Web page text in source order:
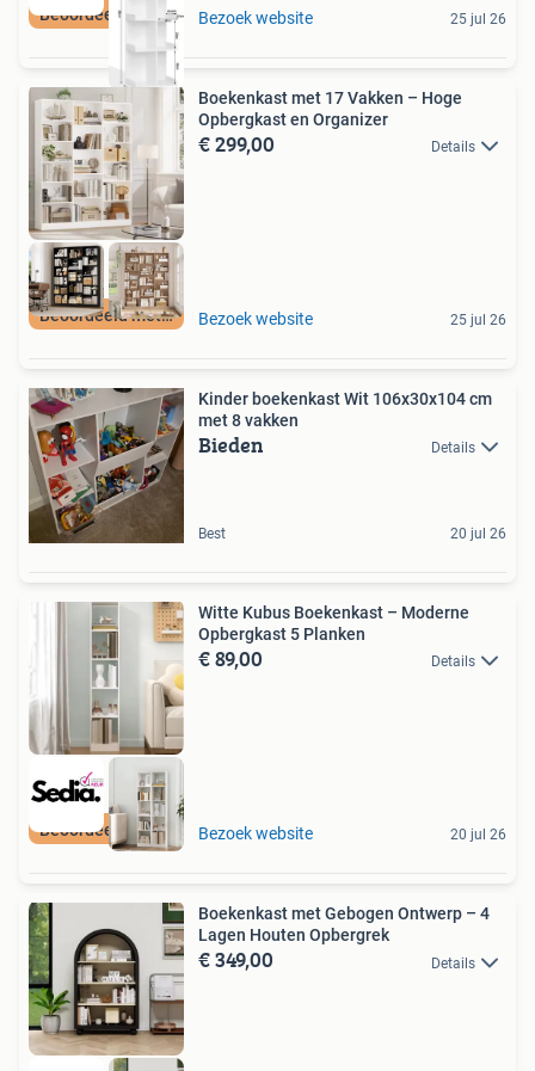
Beoordeeld met 9+ Bezoek website 25 jul 26
Beoordeeld met 9+
Boekenkast met 17 Vakken – Hoge
Opbergkast en Organizer
€ 299,00 Details
Bezoek website 25 jul 26
Kinder boekenkast Wit 106x30x104 cm
met 8 vakken
Bieden Details
Best 20 jul 26
Beoordeeld met 9+
Witte Kubus Boekenkast – Moderne
Opbergkast 5 Planken
€ 89,00 Details
Bezoek website 20 jul 26
Boekenkast met Gebogen Ontwerp – 4
Lagen Houten Opbergrek
€ 349,00 Details